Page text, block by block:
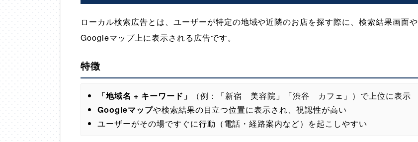
ローカル検索広告とは、ユーザーが特定の地域や近隣のお店を探す際に、検索結果画面や
Googleマップ上に表示される広告です。
特徴
「地域名 + キーワード」
（例：「新宿 美容院」「渋谷 カフェ」）で上位に表示
Googleマップや検索結果の目立つ位置に表示され、視認性が高い
ユーザーがその場ですぐに行動（電話・経路案内など）を起こしやすい